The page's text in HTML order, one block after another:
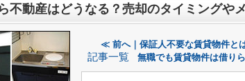
不動産はどうなる？売却のタイミングや
≪ 前へ｜保証人不要な賃貸物件と
記事一覧 無職でも賃貸物件は借り